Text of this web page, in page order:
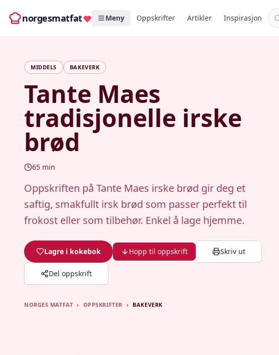
norgesmatfat Meny Oppskrifter Artikler Inspirasjon
MIDDELS BAKEVERK
Tante Maes
tradisjonelle irske
brød
65 min
Oppskriften på Tante Maes irske brød gir deg et
saftig, smakfullt irsk brød som passer perfekt til
frokost eller som tilbehør. Enkel å lage hjemme.
Lagre i kokebok Hopp til oppskrift Skriv ut
Del oppskrift
NORGES MATFAT › OPPSKRIFTER › BAKEVERK